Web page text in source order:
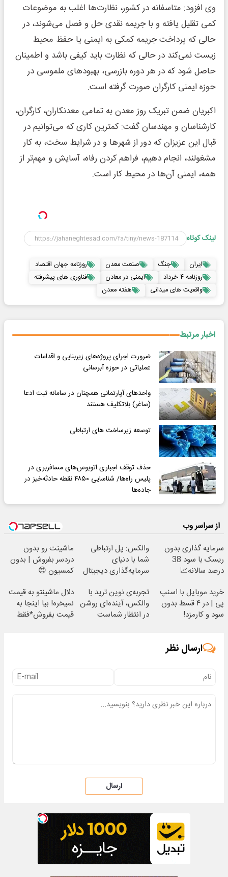
وی افزود: متاسفانه در کشور، نظارت‌ها اغلب به موضوعات
کمی تقلیل یافته و با جریمه نقدی حل و فصل می‌شوند، در
حالی که پرداخت جریمه کمکی به ایمنی یا حفظ محیط
زیست نمی‌کند در حالی که نظارت باید کیفی باشد و اطمینان
حاصل شود که در هر دوره بازرسی، بهبودهای ملموسی در
حوزه ایمنی کارگران صورت گرفته است.
اکبریان ضمن تبریک روز معدن به تمامی معدنکاران، کارگران،
کارشناسان و مهندسان گفت: کمترین کاری که می‌توانیم در
قبال این عزیزان که دور از شهرها و در شرایط سخت، به کار
مشغولند، انجام دهیم، فراهم کردن رفاه، آسایش و مهم‌تر از
همه، ایمنی آن‌ها در محیط کار است.
لینک کوتاه
ایران جنگ صنعت معدن
روزنامه جهان اقتصاد
روزنامه ۴ خرداد
ایمنی در معادن
فناوری های پیشرفته
واقعیت های میدانی
هفته معدن
اخبار مرتبط
ضرورت اجرای پروژه‌های زیربنایی و اقدامات
عملیاتی در حوزه آبرسانی
واحدهای آپارتمانی همچنان در سامانه ثبت ادعا
(ساغر) بلاتکلیف هستند
توسعه زیرساخت های ارتباطی
حذف توقف اجباری اتوبوس‌های مسافربری در
پلیس راه‌ها/ شناسایی ۴۸۵۰ نقطه حادثه‌خیز در
جاده‌ها
از سراسر وب
سرمایه گذاری بدون
ریسک با سود 38
درصد سالانه📈
والکس: پل ارتباطی
شما با دنیای
سرمایه‌گذاری دیجیتال
ماشینت رو بدون
دردسر بفروش | بدون
کمسیون 😍
خرید موبایل با اسنپ
پی | در ۴ قسط بدون
سود و کارمزد!
تجربه‌ی نوین ترید با
والکس، آینده‌ای روشن
در انتظار شماست
دلال ماشینتو به قیمت
نمیخره! بیا اینجا به
قیمت بفروش*فقط
ارسال نظر
ارسال